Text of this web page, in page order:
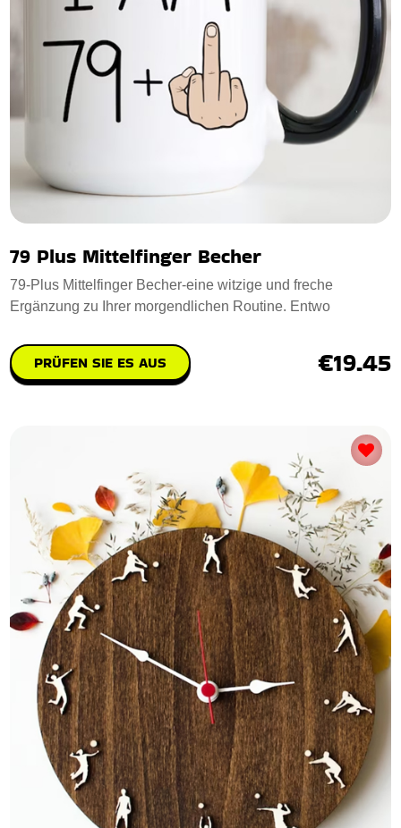
79 Plus Mittelfinger Becher
79-Plus Mittelfinger Becher-eine witzige und freche
Ergänzung zu Ihrer morgendlichen Routine. Entwo
PRÜFEN SIE ES AUS €19.45